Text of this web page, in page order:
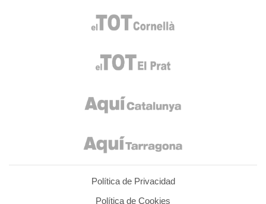
Política de Privacidad
Política de Cookies